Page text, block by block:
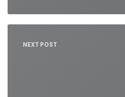
NEXT POST